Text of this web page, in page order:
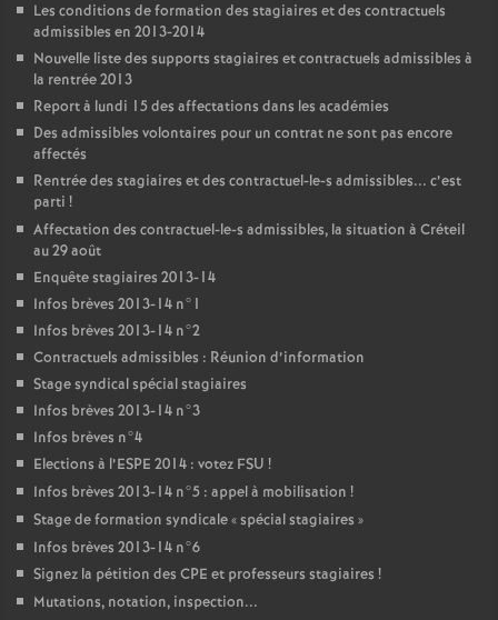
Les conditions de formation des stagiaires et des contractuels
admissibles en 2013-2014
Nouvelle liste des supports stagiaires et contractuels admissibles à
la rentrée 2013
Report à lundi 15 des affectations dans les académies
Des admissibles volontaires pour un contrat ne sont pas encore
affectés
Rentrée des stagiaires et des contractuel-le-s admissibles... c’est
parti !
Affectation des contractuel-le-s admissibles, la situation à Créteil
au 29 août
Enquête stagiaires 2013-14
Infos brèves 2013-14 n°1
Infos brèves 2013-14 n°2
Contractuels admissibles : Réunion d’information
Stage syndical spécial stagiaires
Infos brèves 2013-14 n°3
Infos brèves n°4
Elections à l’ESPE 2014 : votez FSU !
Infos brèves 2013-14 n°5 : appel à mobilisation !
Stage de formation syndicale «spécial stagiaires »
Infos brèves 2013-14 n°6
Signez la pétition des CPE et professeurs stagiaires !
Mutations, notation, inspection...